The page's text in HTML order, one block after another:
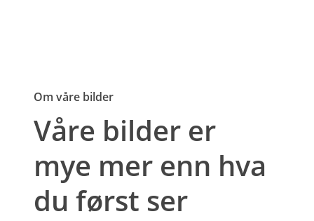
Om våre bilder
Våre bilder er
mye mer enn hva
du først ser